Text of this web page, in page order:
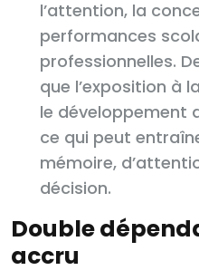
l’attention, la
performances
professionnelles.
que l’exposition à
le développement
ce qui peut
mémoire,
décision.
Double
accru